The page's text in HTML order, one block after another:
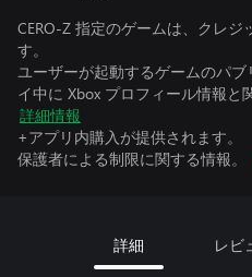
CERO-Z 指定のゲームは、クレジ
す。
ユーザーが起動するゲームのパ
イ中に Xbox プロフィール情報と
詳細情報
+アプリ内購入が提供されます。
保護者による制限に関する情報。
詳細 レビ